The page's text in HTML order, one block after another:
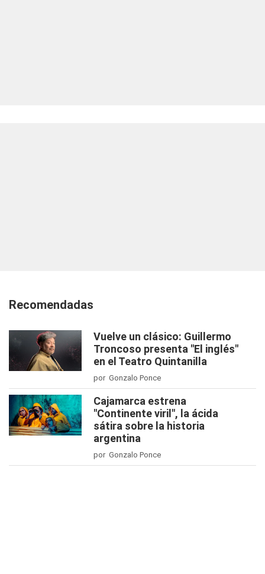
Recomendadas
Vuelve un clásico: Guillermo
Troncoso presenta "El inglés"
en el Teatro Quintanilla
por Gonzalo Ponce
Cajamarca estrena
"Continente viril", la ácida
sátira sobre la historia
argentina
por Gonzalo Ponce